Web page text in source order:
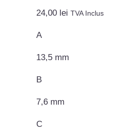
24,00 lei TVA Inclus
A
13,5 mm
B
7,6 mm
C